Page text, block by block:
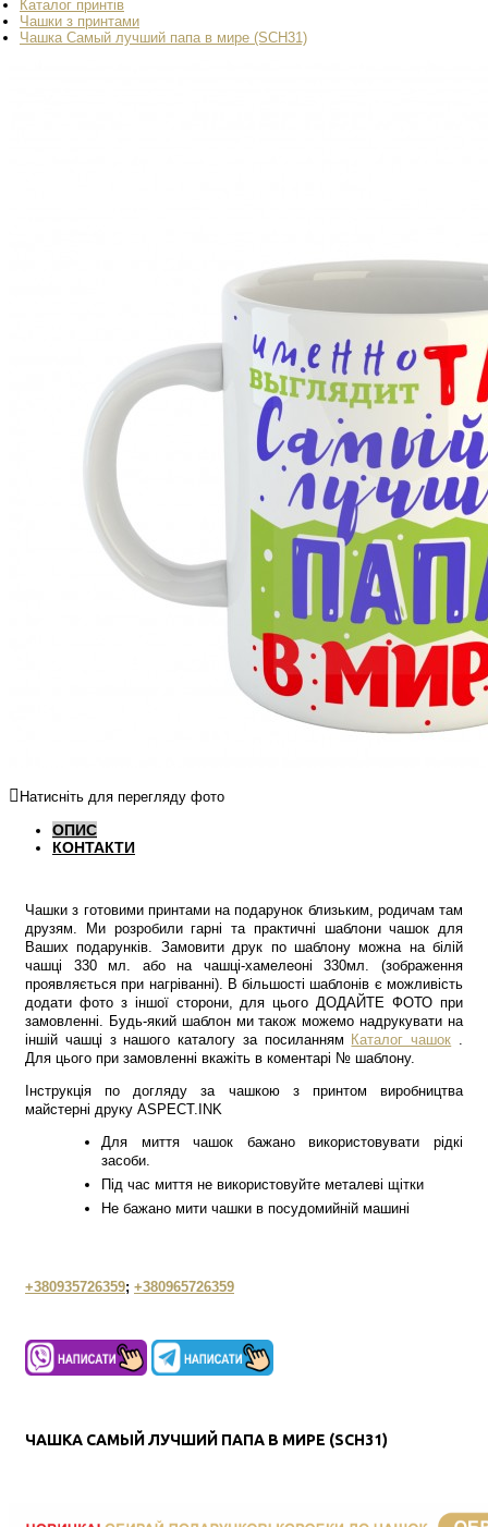
Каталог принтів
Чашки з принтами
Чашка Самый лучший папа в мире (SCH31)
Натисніть для перегляду фото
ОПИС
КОНТАКТИ
Чашки з готовими принтами на подарунок близьким, родичам там
друзям. Ми розробили гарні та практичні шаблони чашок для
Ваших подарунків. Замовити друк по шаблону можна на білій
чашці 330 мл. або на чашці-хамелеоні 330мл. (зображення
проявляється при нагріванні). В більшості шаблонів є можливість
додати фото з іншої сторони, для цього ДОДАЙТЕ ФОТО при
замовленні. Будь-який шаблон ми також можемо надрукувати на
іншій чашці з нашого каталогу за посиланням Каталог чашок .
Для цього при замовленні вкажіть в коментарі № шаблону.
Інструкція по догляду за чашкою з принтом виробництва
майстерні друку ASPECT.INK
Для миття чашок бажано використовувати рідкі
засоби.
Під час миття не використовуйте металеві щітки
Не бажано мити чашки в посудомийній машині
+380935726359; +380965726359
ЧАШКА САМЫЙ ЛУЧШИЙ ПАПА В МИРЕ (SCH31)